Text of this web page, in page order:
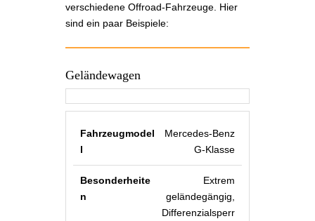
verschiedene Offroad-Fahrzeuge. Hier
sind ein paar Beispiele:
Geländewagen
Mercedes-Benz
G-Klasse
Extrem
geländegängig,
Differenzialsperr